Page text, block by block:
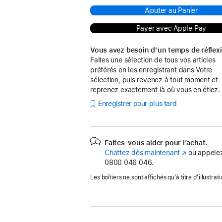
Ajouter au Panier
Payer avec Apple Pay
Vous avez besoin d’un temps de
Faites une sélection de tous vos articles
préférés en les enregistrant dans Votre
sélection, puis revenez à tout moment et
reprenez exactement là où vous en étiez.
Enregistrer pour plus tard
Faites-vous aider pour l’achat.
Chattez dès maintenant (s’ouvre
nouvelle
ou
0800 046 046.
Les boîtiers ne sont affichés qu’à titre